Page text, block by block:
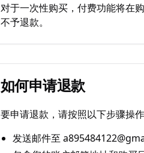
对于一次性购买，付费功能将在
不予退款。
如何申请退款
要申请退款，请按照以下步骤操作
发送邮件至